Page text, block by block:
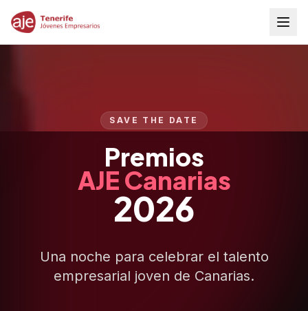
SAVE THE DATE
Premios
AJE Canarias
2026
Una noche para celebrar el talento
empresarial joven de Canarias.